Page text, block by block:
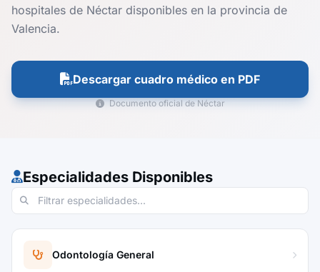
hospitales de Néctar disponibles en la provincia de
Valencia.
Descargar cuadro médico en PDF
Documento oficial de Néctar
Especialidades Disponibles
Odontología General